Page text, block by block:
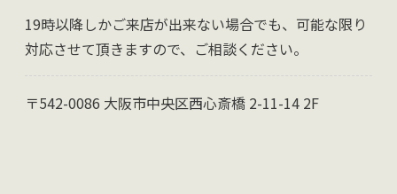
19時以降しかご来店が出来ない場合でも、可能な限り
対応させて頂きますので、ご相談ください。
〒542-0086 大阪市中央区西心斎橋 2-11-14 2F